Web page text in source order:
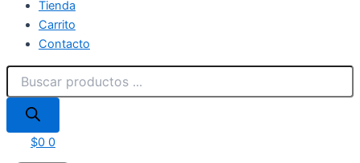
Tienda
Carrito
Contacto
$0 0